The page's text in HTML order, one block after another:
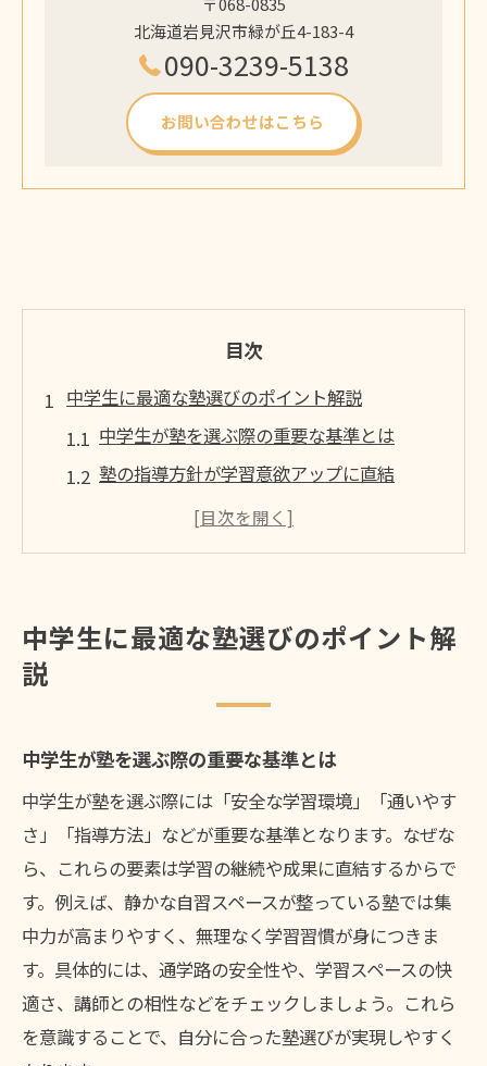
北海道岩見沢市緑が丘4-183-4
090-3239-5138
お問い合わせはこちら
目次
中学生に最適な塾選びのポイント解説
中学生が塾を選ぶ際の重要な基準とは
塾の指導方針が学習意欲アップに直結
岩見沢の塾で比較したい学習環境の特徴
塾選びで月謝や指導内容の違いを知る
口コミから見える塾選びの失敗しないコツ
塾のサポートで子どもの学習意欲を向上
個別指導塾が中学生に与える積極的な影響
塾の学習環境がやる気持続に役立つ理由
岩見沢の塾で実践できる学習意欲アップ術
塾の活用で高校受験対策も万全にできる
費用と学習環境から見る塾の選び方
塾の月謝比較でわかる費用対効果の違い
学習環境が良い塾の選び方と注意点
中学生に合う塾を費用と環境で選ぶ視点
中学生に最適な塾選びのポイント解
説
中学生が塾を選ぶ際の重要な基準とは
中学生が塾を選ぶ際には「安全な学習環境」「通いやす
さ」「指導方法」などが重要な基準となります。なぜな
ら、これらの要素は学習の継続や成果に直結するからで
す。例えば、静かな自習スペースが整っている塾では集
中力が高まりやすく、無理なく学習習慣が身につきま
す。具体的には、通学路の安全性や、学習スペースの快
適さ、講師との相性などをチェックしましょう。これら
を意識することで、自分に合った塾選びが実現しやすく